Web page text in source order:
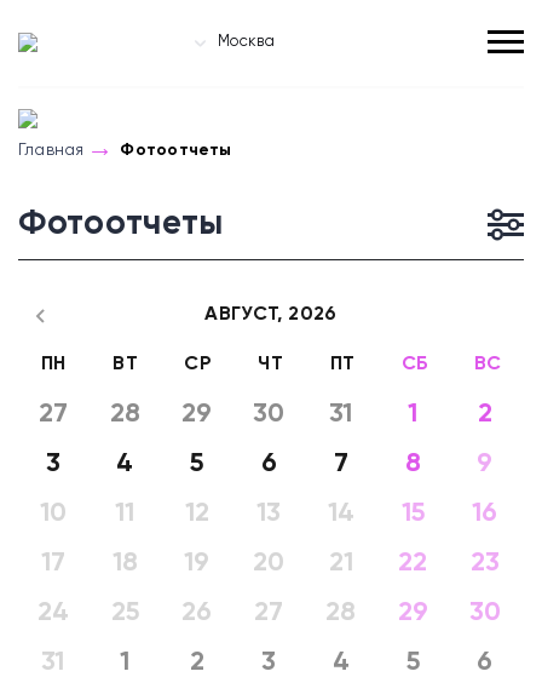
Москва
Главная Фотоотчеты
Фотоотчеты
АВГУСТ, 2026
ПН ВТ СР ЧТ ПТ СБ ВС
27 28 29 30 31 1
2
3
4 5 6 7 8
9
10
11 12 13 14 15
16
17
18 19 20 21 22
23
24
25 26 27 28 29
30
31
1 2 3 4 5 6